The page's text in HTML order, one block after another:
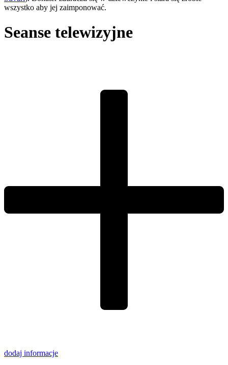
wszystko aby jej zaimponować.
Seanse telewizyjne
dodaj informacje